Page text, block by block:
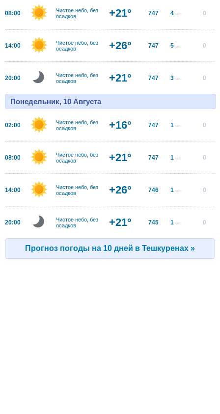
08:00
Чистое небо, без
осадков
+21° 747 4 м/с 0
14:00
Чистое небо, без
осадков
+26° 747 5 м/с 0
20:00
Чистое небо, без
осадков
+21° 747 3 м/с 0
Понедельник, 10 Августа
02:00
Чистое небо, без
осадков
+16° 747 1 м/с 0
08:00
Чистое небо, без
осадков
+21° 747 1 м/с 0
14:00
Чистое небо, без
осадков
+26° 746 1 м/с 0
20:00
Чистое небо, без
осадков
+21° 745 1 м/с 0
Прогноз погоды на 10 дней в Тешкуренах »